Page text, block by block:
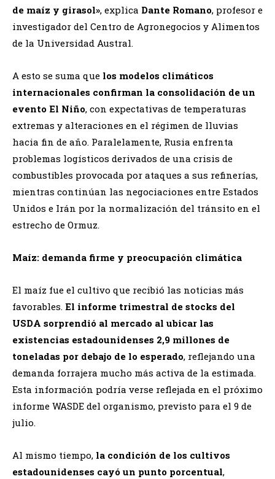
de maíz y girasol», explica Dante Romano, profesor e
investigador del Centro de Agronegocios y Alimentos
de la Universidad Austral.
A esto se suma que los modelos climáticos
internacionales confirman la consolidación de un
evento El Niño, con expectativas de temperaturas
extremas y alteraciones en el régimen de lluvias
hacia fin de año. Paralelamente, Rusia enfrenta
problemas logísticos derivados de una crisis de
combustibles provocada por ataques a sus refinerías,
mientras continúan las negociaciones entre Estados
Unidos e Irán por la normalización del tránsito en el
estrecho de Ormuz.
Maíz: demanda firme y preocupación climática
El maíz fue el cultivo que recibió las noticias más
favorables. El informe trimestral de stocks del
USDA sorprendió al mercado al ubicar las
existencias estadounidenses 2,9 millones de
toneladas por debajo de lo esperado, reflejando una
demanda forrajera mucho más activa de la estimada.
Esta información podría verse reflejada en el próximo
informe WASDE del organismo, previsto para el 9 de
julio.
Al mismo tiempo, la condición de los cultivos
estadounidenses cayó un punto porcentual,